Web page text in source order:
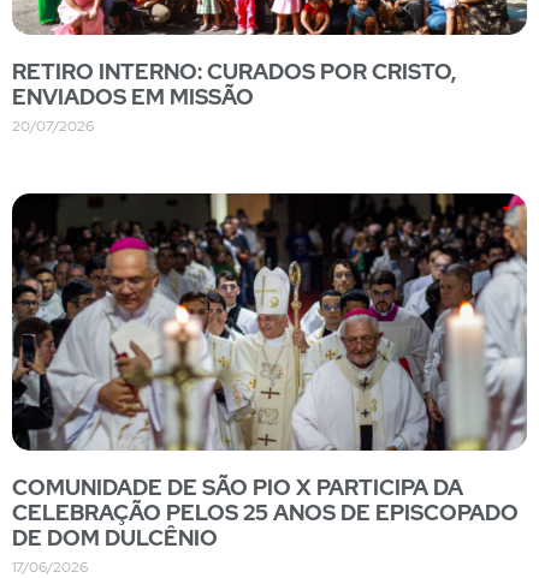
RETIRO INTERNO: CURADOS POR CRISTO,
ENVIADOS EM MISSÃO
20/07/2026
COMUNIDADE DE SÃO PIO X PARTICIPA DA
CELEBRAÇÃO PELOS 25 ANOS DE EPISCOPADO
DE DOM DULCÊNIO
17/06/2026